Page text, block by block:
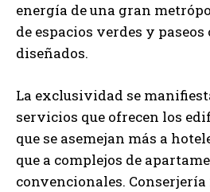
energía de una gran
de espacios verdes y
diseñados.
La exclusividad se
servicios que ofrecen los
que se asemejan más a
que a complejos de
convencionales. Conserjería